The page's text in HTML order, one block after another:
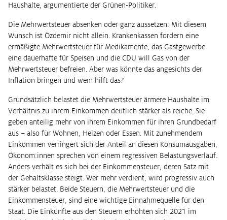
Haushalte, argumentierte der Grünen-Politiker.
Die Mehrwertsteuer absenken oder ganz aussetzen: Mit diesem
Wunsch ist Özdemir nicht allein. Krankenkassen fordern eine
ermäßigte Mehrwertsteuer für Medikamente, das Gastgewerbe
eine dauerhafte für Speisen und die CDU will Gas von der
Mehrwertsteuer befreien. Aber was könnte das angesichts der
Inflation bringen und wem hilft das?
Grundsätzlich belastet die Mehrwertsteuer ärmere Haushalte im
Verhältnis zu ihrem Einkommen deutlich stärker als reiche. Sie
geben anteilig mehr von ihrem Einkommen für ihren Grundbedarf
aus – also für Wohnen, Heizen oder Essen. Mit zunehmendem
Einkommen verringert sich der Anteil an diesen Konsumausgaben,
Ökonom:innen sprechen von einem regressiven Belastungsverlauf.
Anders verhält es sich bei der Einkommensteuer, deren Satz mit
der Gehaltsklasse steigt. Wer mehr verdient, wird progressiv auch
stärker belastet. Beide Steuern, die Mehrwertsteuer und die
Einkommensteuer, sind eine wichtige Einnahmequelle für den
Staat. Die Einkünfte aus den Steuern erhöhten sich 2021 im